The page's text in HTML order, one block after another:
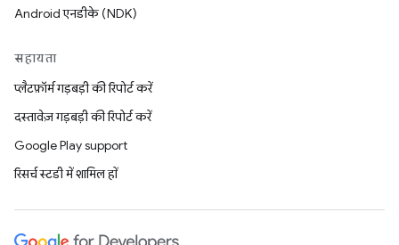
Android एनडीके (NDK)
सहायता
प्लैटफ़ॉर्म गड़बड़ी की रिपोर्ट करें
दस्तावेज़ गड़बड़ी की रिपोर्ट करें
Google Play support
रिसर्च स्टडी में शामिल हों